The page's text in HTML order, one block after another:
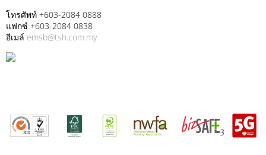
โทรศัพท์ +603-2084 0888
แฟกซ์ +603-2084 0838
อีเมล์ emsb@tsh.com.my